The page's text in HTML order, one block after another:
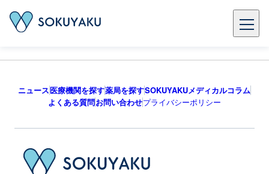
ニュース医療機関を探す薬局を探すSOKUYAKUメディカルコラム
よくある質問お問い合わせプライバシーポリシー